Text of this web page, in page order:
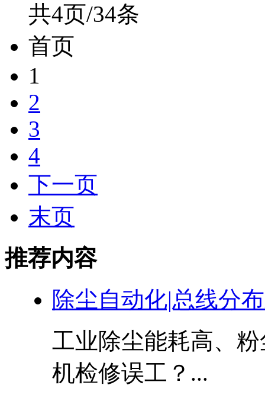
共4页/34条
首页
1
2
3
4
下一页
末页
推荐内容
除尘自动化|总线分
工业除尘能耗高、
机检修误工？...